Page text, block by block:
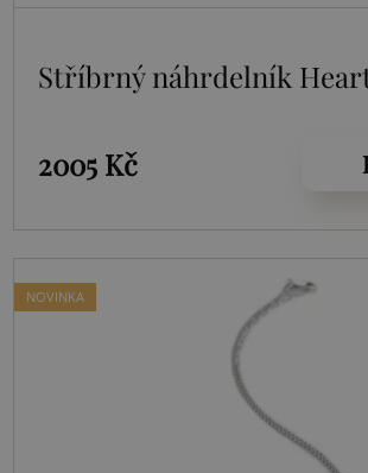
Stříbrný náhrdelník
2005 Kč
NOVINKA